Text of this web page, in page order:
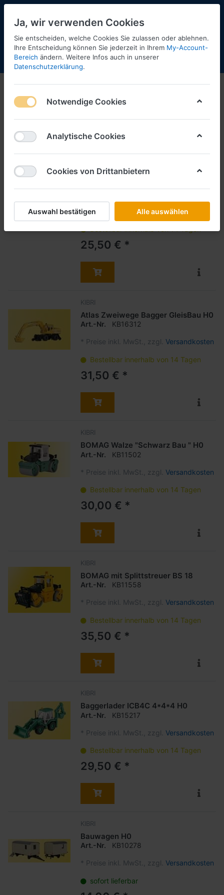
Menü Anmelden Shopaktualisierung
Baufahrzeuge
1-12 von 64
Filtern Sortieren
KIBRI
* Preise inkl. MwSt., zzgl.Versandkosten
25,50 € *
KIBRI
Atlas Zweiwege Bagger GleisBau H0
Art.-Nr. KB16312
* Preise inkl. MwSt., zzgl. Versandkosten
Bestellbar innerhalb von 14 Tagen
31,50 € *
KIBRI
BOMAG Walze "Schwarz Bau " H0
Art.-Nr. KB11502
* Preise inkl. MwSt., zzgl. Versandkosten
Bestellbar innerhalb von 14 Tagen
30,00 € *
KIBRI
BOMAG mit Splittstreuer BS 18
Art.-Nr. KB11558
* Preise inkl. MwSt., zzgl. Versandkosten
Bestellbar innerhalb von 14 Tagen
35,50 € *
KIBRI
Baggerlader ICB4C 4*4*4 H0
Art.-Nr. KB15217
* Preise inkl. MwSt., zzgl. Versandkosten
Bestellbar innerhalb von 14 Tagen
29,50 € *
KIBRI
Bauwagen H0
Art.-Nr. KB10278
* Preise inkl. MwSt., zzgl. Versandkosten
sofort lieferbar
Ja, wir verwenden Cookies
Sie entscheiden, welche Cookies Sie zulassen oder ablehnen.
Ihre Entscheidung können Sie jederzeit in Ihrem My-Account-
Bereich ändern. Weitere Infos auch in unserer
Datenschutzerklärung.
Notwendige Cookies
Analytische Cookies
Cookies von Drittanbietern
Auswahl bestätigen Alle auswählen